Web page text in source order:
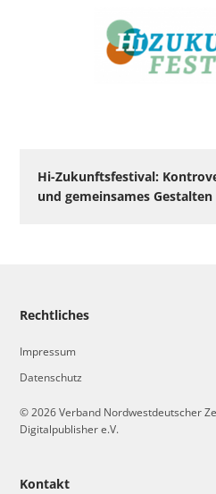
Hi-Zukunftsfestival:
und gemeinsames Gestalten
Kontakt
Rechtliches
Impressum
Datenschutz
© 2026 Verband Nordwestdeutscher
Digitalpublisher e.V.